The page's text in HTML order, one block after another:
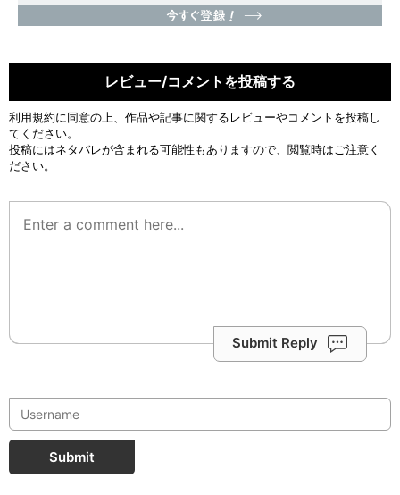
レビュー/コメントを投稿する
利用規約に同意の上、作品や記事に関するレビューやコメントを投稿し
てください。
投稿にはネタバレが含まれる可能性もありますので、閲覧時はご注意く
ださい。
Submit Reply
Submit